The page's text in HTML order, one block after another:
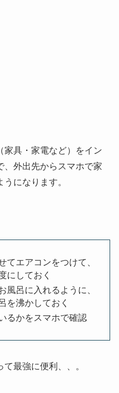
家具・家電など）をイン
、外出先からスマホで家
になります。
てエアコンをつけて、
にしておく
風呂に入れるように、
を沸かしておく
るかをスマホで確認
最強に便利、、。